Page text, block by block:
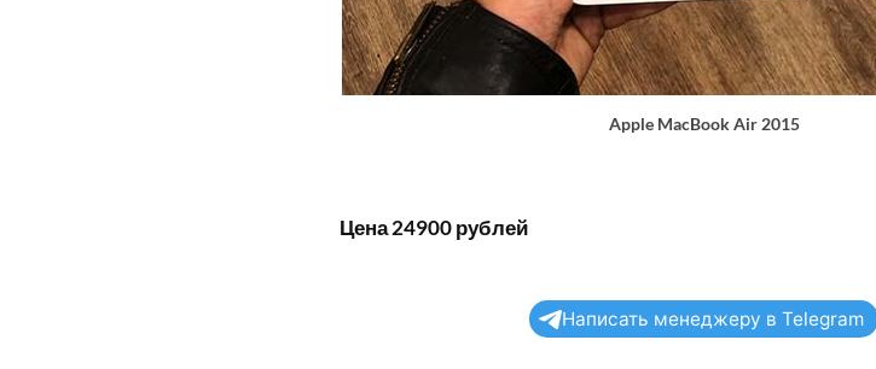
Apple MacBook Air 2015
Цена 24900 рублей
Написать менеджеру в Telegram